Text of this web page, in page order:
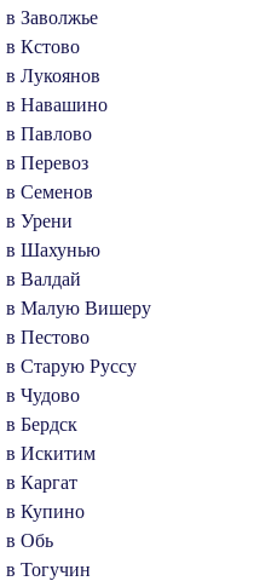
в Заволжье
в Кстово
в Лукоянов
в Навашино
в Павлово
в Перевоз
в Семенов
в Урени
в Шахунью
в Валдай
в Малую Вишеру
в Пестово
в Старую Руссу
в Чудово
в Бердск
в Искитим
в Каргат
в Купино
в Обь
в Тогучин